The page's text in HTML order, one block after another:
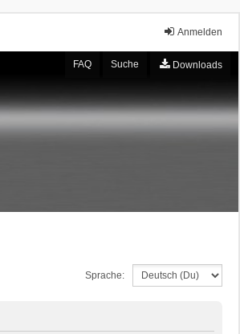
Anmelden
FAQ Suche Downloads
Sprache: